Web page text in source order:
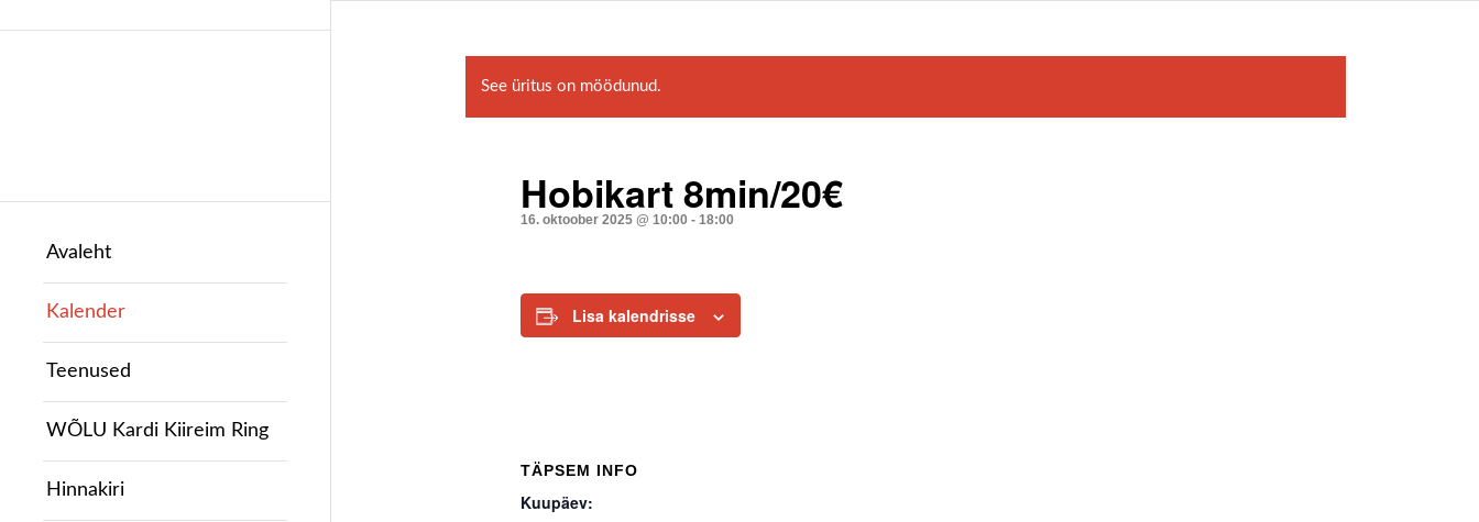
Avaleht
Kalender
Teenused
WÕLU Kardi Kiireim Ring
Hinnakiri
See üritus on möödunud.
Hobikart 8min/20€
16. oktoober 2025 @ 10:00 - 18:00
Lisa kalendrisse
TÄPSEM INFO
Kuupäev: